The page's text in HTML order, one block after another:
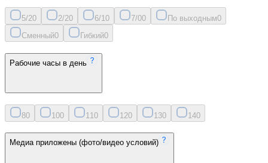
5/20 2/20 6/10 7/00 По выходным0
Сменный0 Гибкий0
Рабочие часы в день
80 100 11 0 120 130 140
Медиа приложены (фото/видео условий)